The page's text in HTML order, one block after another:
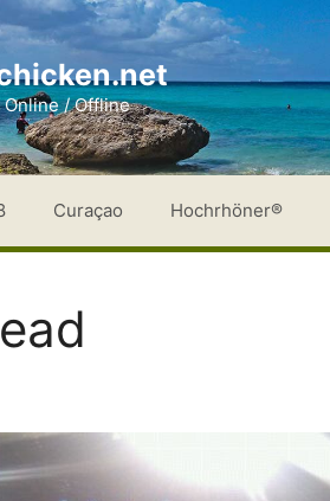
Online / Offline
Curaçao Hochrhöner®